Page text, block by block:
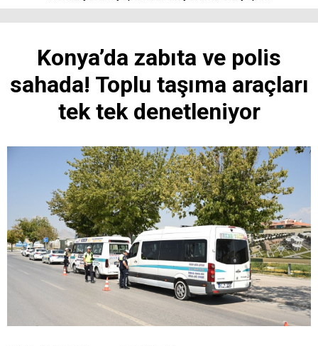
Konya’da zabıta ve polis
sahada! Toplu taşıma araçları
tek tek denetleniyor